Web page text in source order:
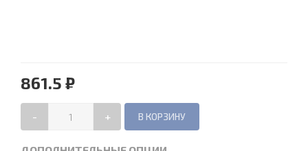
861.5 ₽
- +